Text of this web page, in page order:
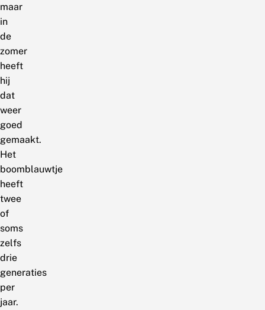
maar
in
de
zomer
heeft
hij
dat
weer
goed
gemaakt.
Het
boomblauwtje
heeft
twee
of
soms
zelfs
drie
generaties
per
jaar.